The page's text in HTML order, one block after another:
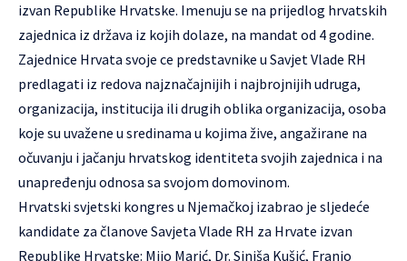
izvan Republike Hrvatske. Imenuju se na prijedlog hrvatskih
zajednica iz država iz kojih dolaze, na mandat od 4 godine.
Zajednice Hrvata svoje ce predstavnike u Savjet Vlade RH
predlagati iz redova najznačajnijih i najbrojnijih udruga,
organizacija, institucija ili drugih oblika organizacija, osoba
koje su uvažene u sredinama u kojima žive, angažirane na
očuvanju i jačanju hrvatskog identiteta svojih zajednica i na
unapređenju odnosa sa svojom domovinom.
Hrvatski svjetski kongres u Njemačkoj izabrao je sljedeće
kandidate za članove Savjeta Vlade RH za Hrvate izvan
Republike Hrvatske: Mijo Marić, Dr. Siniša Kušić, Franjo